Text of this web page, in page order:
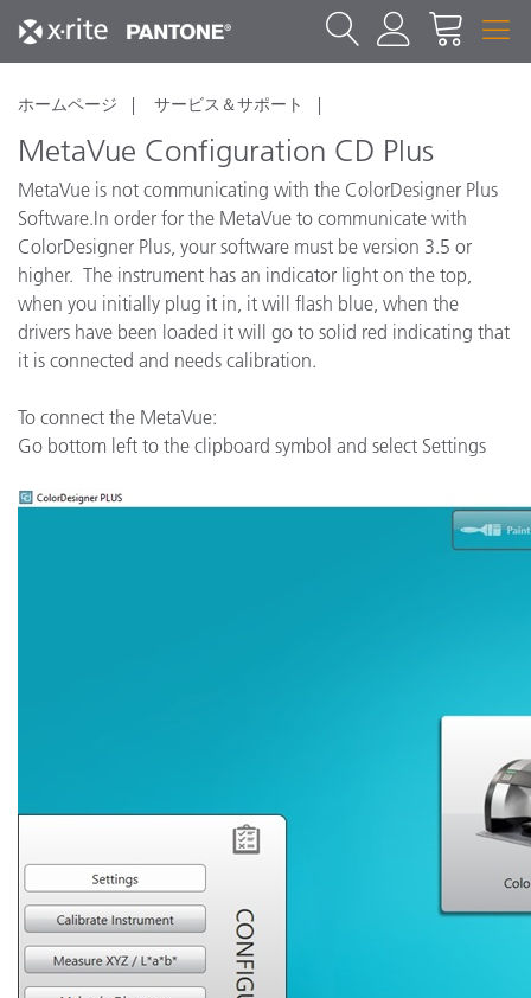
ホームページ サービス＆サポート
MetaVue Configuration CD Plus
MetaVue is not communicating with the ColorDesigner Plus
Software.In order for the MetaVue to communicate with
ColorDesigner Plus, your software must be version 3.5 or
higher. The instrument has an indicator light on the top,
when you initially plug it in, it will flash blue, when the
drivers have been loaded it will go to solid red indicating that
it is connected and needs calibration.
To connect the MetaVue:
Go bottom left to the clipboard symbol and select Settings